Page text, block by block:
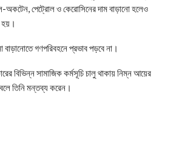
অকটেন, পেট্রোল ও কেরোসিনের দাম বাড়ানো হলেও
হয়।
বাড়ানোতে গণপরিবহনে প্রভাব পড়বে না।
বিভিন্ন সামাজিক কর্মসূচি চালু থাকায় নিম্ন আয়ের
তিনি মন্তব্য করেন।